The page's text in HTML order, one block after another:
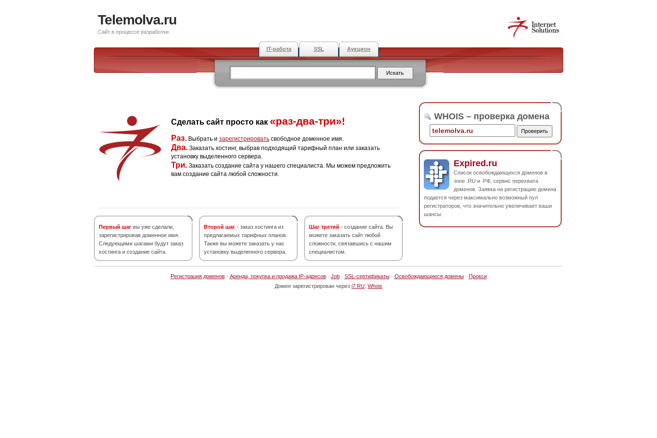
Telemolva.ru
Сайт в процессе разработки
IT-работа SSL Аукцион
Сделать сайт просто как «раз-два-три»!
Раз. Выбрать и зарегистрировать свободное доменное имя.
Два. Заказать хостинг, выбрав подходящий тарифный план или заказать
установку выделенного сервера.
Три. Заказать создание сайта у нашего специалиста. Мы можем предложить
вам создание сайта любой сложности.
Первый шаг вы уже сделали,
зарегистрировав доменное имя.
Следующими шагами будут заказ
хостинга и создание сайта.
Второй шаг - заказ хостинга из
предлагаемых тарифных планов.
Также вы можете заказать у нас
установку выделенного сервера.
Шаг третий - создание сайта. Вы
можете заказать сайт любой
сложности, связавшись с нашим
специалистом.
WHOIS – проверка домена
Expired.ru
Список освобождающихся доменов в
зоне .RU и .РФ, сервис перехвата
доменов. Заявка на регистрацию домена
подается через максимально возможный пул
регистраторов, что значительно увеличивает ваши
шансы.
Регистрация доменов· Аренда, покупка и продажа IP-адресов· Job· SSL-сертификаты· Освобождающиеся домены· Прокси
Домен зарегистрирован через i7.RU Whois